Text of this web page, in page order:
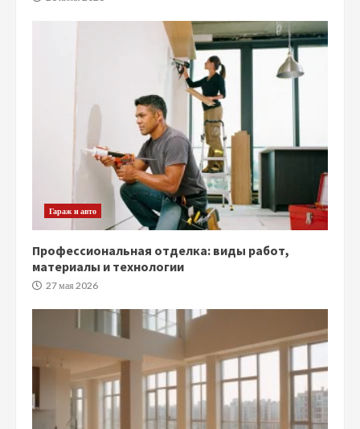
Гараж и авто
Профессиональная отделка: виды работ,
материалы и технологии
27 мая 2026